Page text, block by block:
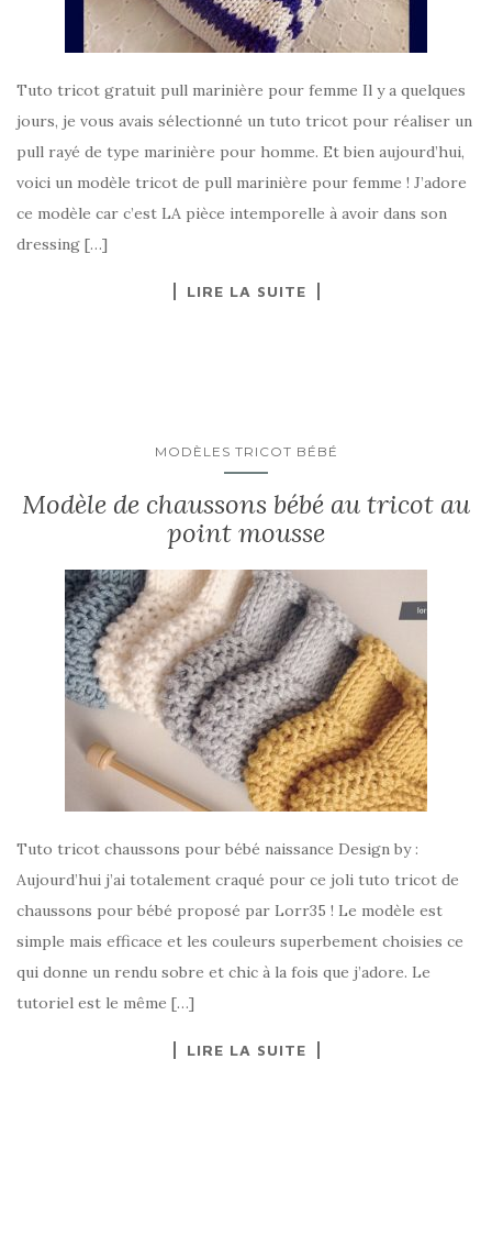
Tuto tricot gratuit pull marinière pour femme Il y a quelques
jours, je vous avais sélectionné un tuto tricot pour réaliser un
pull rayé de type marinière pour homme. Et bien aujourd’hui,
voici un modèle tricot de pull marinière pour femme ! J’adore
ce modèle car c’est LA pièce intemporelle à avoir dans son
dressing […]
LIRE LA SUITE
MODÈLES TRICOT BÉBÉ
Modèle de chaussons bébé au tricot au
point mousse
Tuto tricot chaussons pour bébé naissance Design by :
Aujourd’hui j’ai totalement craqué pour ce joli tuto tricot de
chaussons pour bébé proposé par Lorr35 ! Le modèle est
simple mais efficace et les couleurs superbement choisies ce
qui donne un rendu sobre et chic à la fois que j’adore. Le
tutoriel est le même […]
LIRE LA SUITE